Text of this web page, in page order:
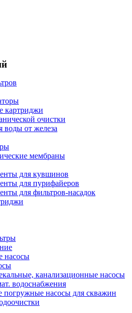
картриджи
очистки
воды от железа
мембраны
для кувшинов
для пурифайеров
для фильтров-насадок
насосы
канализационные насосы
водоснабжения
погружные насосы для скважин